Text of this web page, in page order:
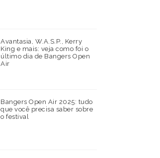
Avantasia, W.A.S.P., Kerry
King e mais: veja como foi o
último dia de Bangers Open
Air
Bangers Open Air 2025: tudo
que você precisa saber sobre
o festival